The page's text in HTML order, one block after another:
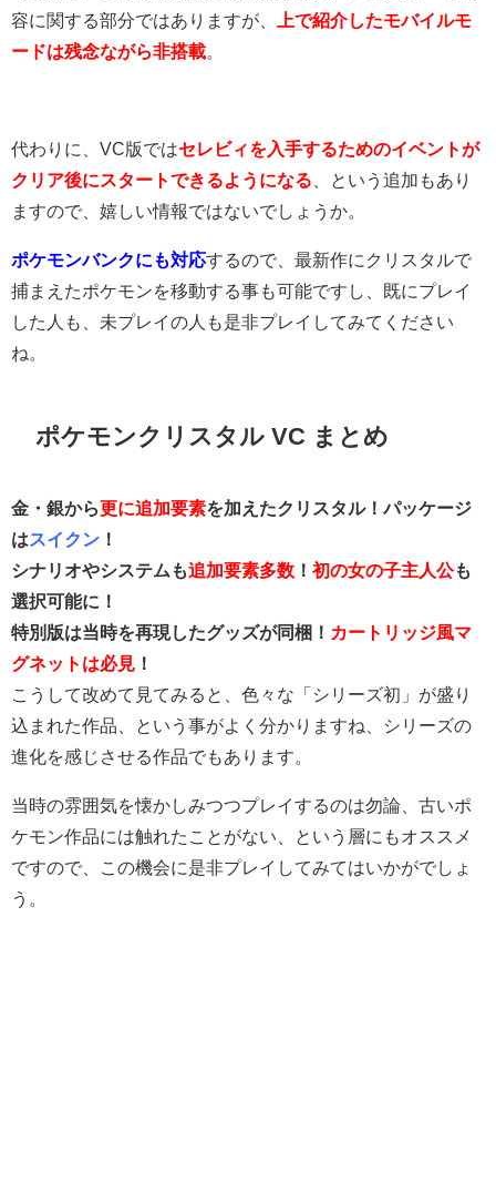
容に関する部分ではありますが、
上で紹介したモバイルモ
ードは残念ながら非搭載。
代わりに、VC版ではセレビィを入手するためのイベントが
クリア後にスタートできるようになる 、という追加もあり
ますので、嬉しい情報ではないでしょうか。
ポケモンバンクにも対応するので、最新作にクリスタルで
捕まえたポケモンを移動する事も可能ですし、既にプレイ
した人も、未プレイの人も是非プレイしてみてください
ね。
ポケモンクリスタル VC まとめ
金・銀から更に追加要素を加えたクリスタル！パッケージ
はスイクン ！
シナリオやシステムも追加要素多数 ！ 初の女の子主人公も
選択可能に！
特別版は当時を再現したグッズが同梱！ カートリッジ風マ
グネットは必見 ！
こうして改めて見てみると、色々な「シリーズ初」が盛り
込まれた作品、という事がよく分かりますね、シリーズの
進化を感じさせる作品でもあります。
当時の雰囲気を懐かしみつつプレイするのは勿論、古いポ
ケモン作品には触れたことがない、という層にもオススメ
ですので、この機会に是非プレイしてみてはいかがでしょ
う。